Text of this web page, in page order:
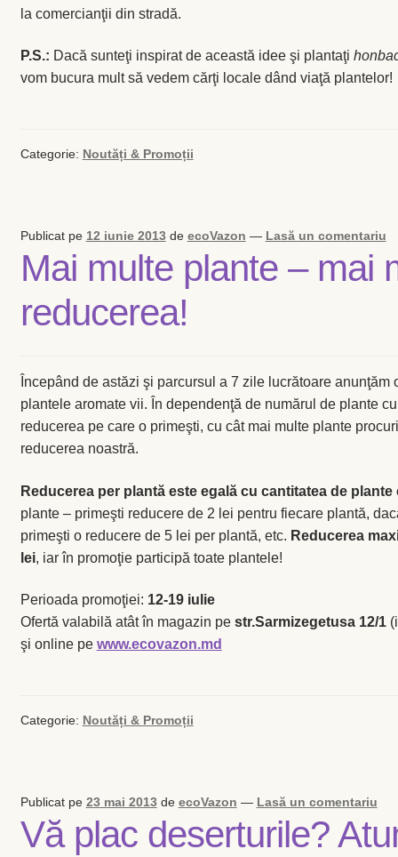
Cimbru de grădină
Creson de grădină
Leuştean
Maghiran
Melisa
Oregano
Rozmarin
Salvie
Locație și Program
My account
Politică de confidențialitate
Termeni și condiții
la comercianţii din stradă.
P.S.: Dacă sunteţi inspirat de această idee şi plantaţi
vom bucura mult să vedem cărţi locale dând viaţă plantelor!
Categorie: Noutăți & Promoții
Publicat pe 12 iunie 2013 de ecoVazon — Lasă un comentariu
Mai multe plante – mai
reducerea!
Începând de astăzi şi parcursul a 7 zile lucrătoare anunţăm
plantele aromate vii. În dependenţă de numărul de plante
reducerea pe care o primeşti, cu cât mai multe plante
reducerea noastră.
Reducerea per plantă este egală cu cantitatea de plante
plante – primeşti reducere de 2 lei pentru fiecare plantă,
primeşti o reducere de 5 lei per plantă, etc. Reducerea
lei, iar în promoţie participă toate plantele!
Perioada promoţiei: 12-19 iulie
Ofertă valabilă atât în magazin pe str.Sarmizegetusa 12/1
şi online pe www.ecovazon.md
Categorie: Noutăți & Promoții
Publicat pe 23 mai 2013 de ecoVazon — Lasă un comentariu
Vă plac deserturile?